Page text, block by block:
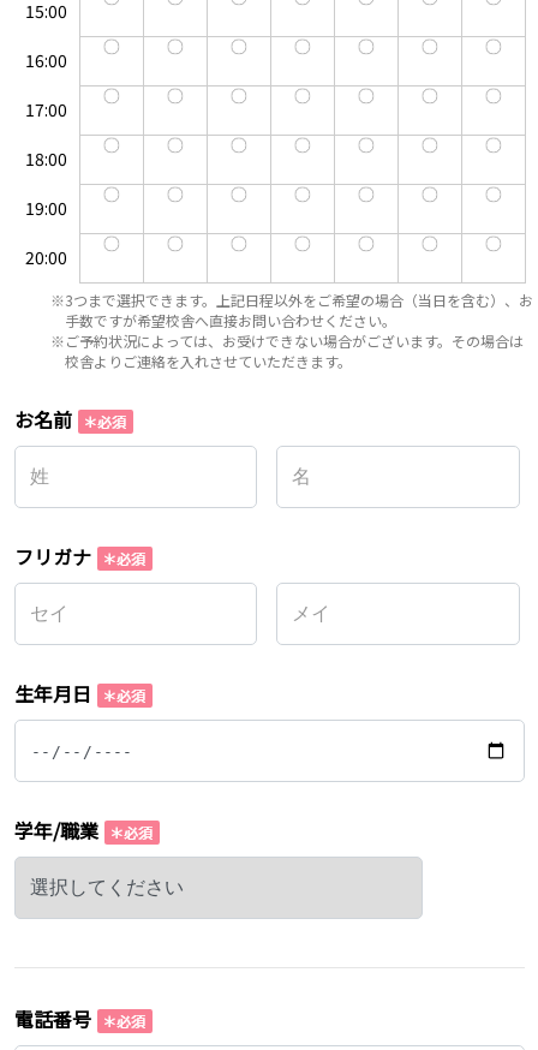
15:00
16:00
17:00
18:00
19:00
20:00
※3つまで選択できます。上記日程以外をご希望の場合（当日を含む）、お
手数ですが希望校舎へ直接お問い合わせください。
※ご予約状況によっては、お受けできない場合がございます。その場合は
校舎よりご連絡を入れさせていただきます。
お名前
フリガナ
生年月日
学年/職業
電話番号